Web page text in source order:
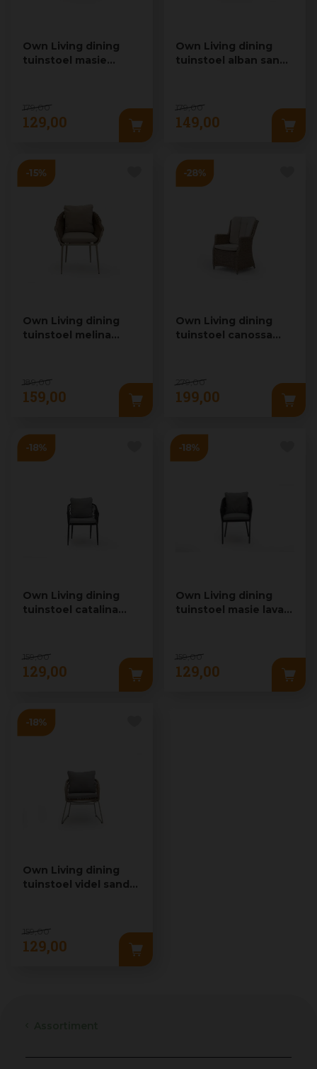
Own Living dining
tuinstoel masie
179 ,00
129,00
Own Living dining
tuinstoel alban sandy
179 ,00
149,00
Own Living dining
tuinstoel melina
189 ,00
159,00
Own Living dining
tuinstoel canossa
279 ,00
199,00
Own Living dining
tuinstoel catalina
159 ,00
129,00
Own Living dining
tuinstoel masie lava
159 ,00
129,00
Own Living dining
tuinstoel videl sandy
159 ,00
129,00